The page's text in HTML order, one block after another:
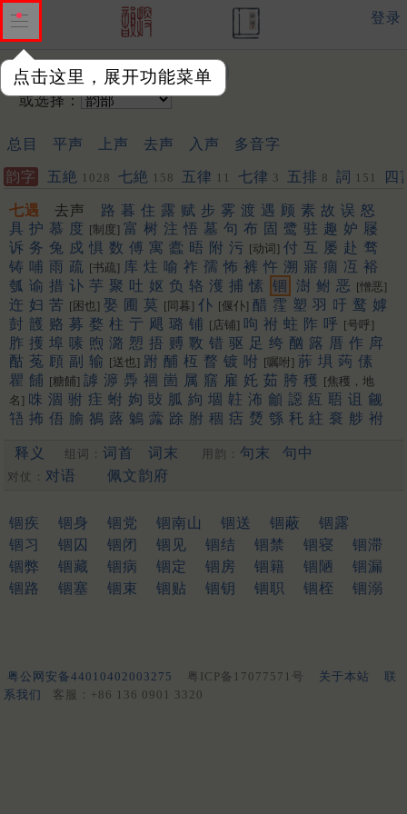
点击这里，展开功能菜单
登录
输入韵字：
或选择：
总目 平声 上声 去声 入声 多音字
韵字 五絶 1028 七絶 158 五律 11 七律 3 五排 8 詞 151 四
七遇 去声 路 暮 住 露 赋 步 雾 渡 遇 顾 素 故 误 怒
具 护 慕 度 [制度] 富 树 注 悟 墓 句 布 固 鹭 驻 趣 妒 屦
诉 务 兔 戍 惧 数 傅 寓 蠹 晤 附 污 [动词] 付 互 屡 赴 骛
铸 哺 雨 疏 [书疏] 库 炷 喻 祚 孺 怖 裤 忤 溯 寤 痼 冱 裕
瓠 谕 措 讣 芋 聚 吐 妪 负 辂 濩 捕 愫 锢 澍 鲋 恶 [憎恶]
迕 妇 苦 [困也] 娶 圃 莫 [同暮] 仆 [偃仆] 醋 霔 塑 羽 吁 鹜 嫭
尌 頀 赂 募 婺 柱 亍 飓 璐 铺 [店铺] 呴 祔 蛀 阼 呼 [号呼]
胙 擭 埠 嗉 煦 潞 愬 捂 赙 斁 错 驱 足 绔 酗 簬 厝 作 戽
酤 菟 頋 副 输 [送也] 跗 酺 枑 瞀 镀 咐 [嘱咐] 葄 埧 蒟 傃
瞿 餔 [糖餔] 謼 㴑 馵 祻 崮 属 窹 雇 奼 茹 胯 穫 [焦穫，地
名] 咮 涸 驸 疰 蚹 姁 䜴 胍 絇 堌 䪒 㳍 龥 䜑 䊺 䎸 诅
觎
啎 抪 俉 腧 鵅 蕗 鵵 虂 䟻 胕 稒 㽽 熃 綔 秅 紸 䘱 䑰 袝
释义 组词： 词首 词末 用韵： 句末 句中
对仗： 对语 佩文韵府
锢疾 锢身 锢党 锢南山 锢送 锢蔽
锢露
锢习
锢囚 锢闭 锢见 锢结 锢禁 锢寝
锢滞
锢弊
锢藏 锢病 锢定 锢房 锢籍 锢陋
锢漏
锢路
锢塞 锢束 锢贴 锢钥 锢职 锢桎 锢溺
粤公网安备44010402003275 粤ICP备17077571号 关于本站
联
系我们
客服：+86 136 0901 3320